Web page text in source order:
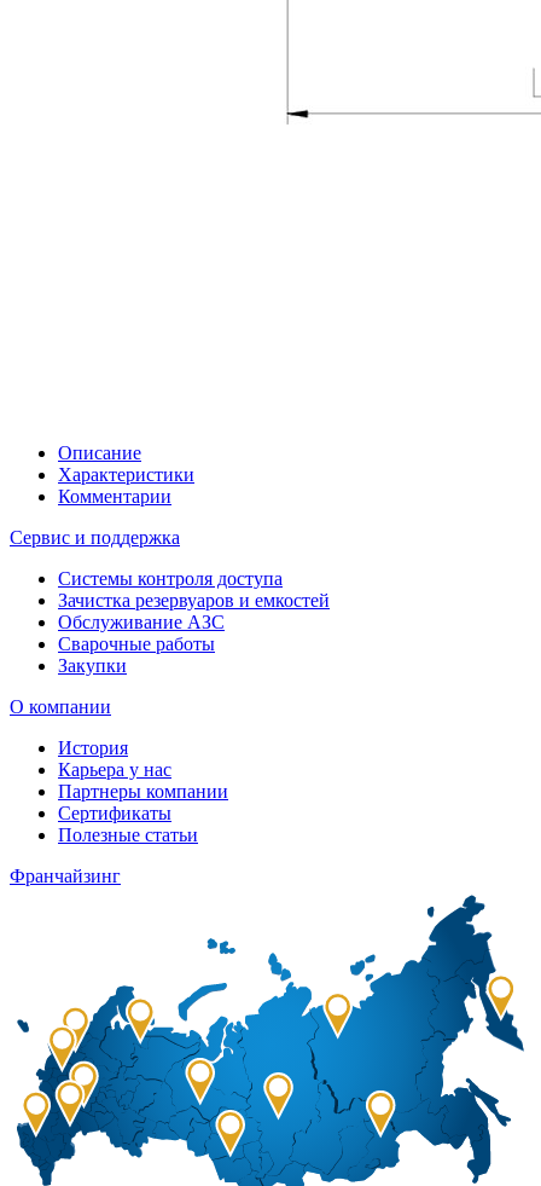
Описание
Характеристики
Комментарии
Сервис и поддержка
Системы контроля доступа
Зачистка резервуаров и емкостей
Обслуживание АЗС
Сварочные работы
Закупки
О компании
История
Карьера у нас
Партнеры компании
Сертификаты
Полезные статьи
Франчайзинг